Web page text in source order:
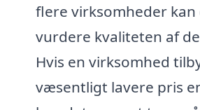
flere virksomheder kan
vurdere kvaliteten af
Hvis en virksomhed
væsentligt lavere pris